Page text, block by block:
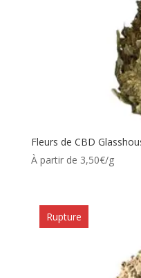
Fleurs de CBD
À partir de 3,50€/g
Rupture